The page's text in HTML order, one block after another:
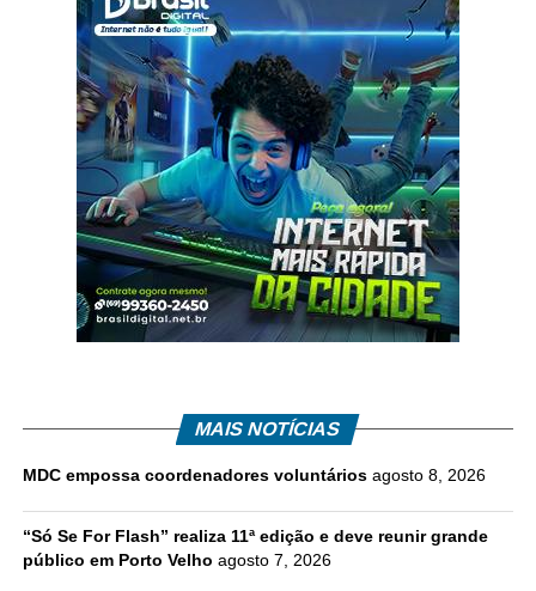
MAIS NOTÍCIAS
MDC empossa coordenadores voluntários agosto 8, 2026
“Só Se For Flash” realiza 11ª edição e deve reunir grande
público em Porto Velho agosto 7, 2026